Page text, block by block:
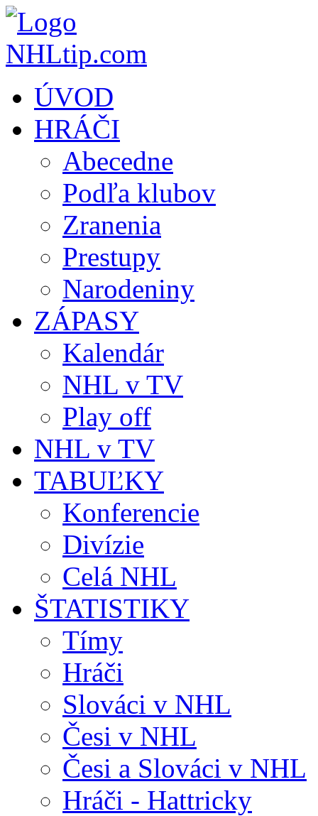
ÚVOD
HRÁČI
Abecedne
Podľa klubov
Zranenia
Prestupy
Narodeniny
ZÁPASY
Kalendár
NHL v TV
Play off
NHL v TV
TABUĽKY
Konferencie
Divízie
Celá NHL
ŠTATISTIKY
Tímy
Hráči
Slováci v NHL
Česi v NHL
Česi a Slováci v NHL
Hráči - Hattricky